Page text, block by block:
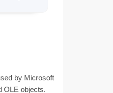
by Microsoft
OLE objects.